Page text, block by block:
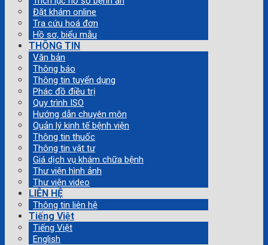
Đặt khám online
Tra cứu hoá đơn
Hồ sơ, biểu mẫu
THÔNG TIN
Văn bản
Thông báo
Thông tin tuyển dụng
Phác đồ điều trị
Quy trình ISO
Hướng dẫn chuyên môn
Quản lý kinh tế bệnh viện
Thông tin thuốc
Thông tin vật tư
Giá dịch vụ khám chữa bệnh
Thư viện hình ảnh
Thư viện video
LIÊN HỆ
Thông tin liên hệ
Tiếng Việt
Tiếng Việt
English